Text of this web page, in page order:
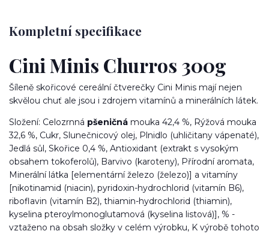
Kompletní specifikace
Cini Minis Churros 300g
Šíleně skořicové cereální čtverečky Cini Minis mají nejen
skvělou chuť ale jsou i zdrojem vitamínů a minerálních látek.
Složení: Celozrnná pšeničná mouka 42,4 %, Rýžová mouka
32,6 %, Cukr, Slunečnicový olej, Plnidlo (uhličitany vápenaté),
Jedlá sůl, Skořice 0,4 %, Antioxidant (extrakt s vysokým
obsahem tokoferolů), Barvivo (karoteny), Přírodní aromata,
Minerální látka [elementární železo (železo)] a vitamíny
[nikotinamid (niacin), pyridoxin-hydrochlorid (vitamín B6),
riboflavin (vitamín B2), thiamin-hydrochlorid (thiamin),
kyselina pteroylmonoglutamová (kyselina listová)], % -
vztaženo na obsah složky v celém výrobku, K výrobě tohoto